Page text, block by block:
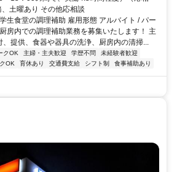
土曜あり その他応相談
生食堂の調理補助 雇用形態 アルバイト / パー
房内での調理補助業務を募集いたします！ 主
提供、食器や器具の洗浄、厨房内の清掃...
クOK 主婦・主夫歓迎 学歴不問
未経験者歓迎
OK 育休あり 交通費支給 シフト制 食事補助あり